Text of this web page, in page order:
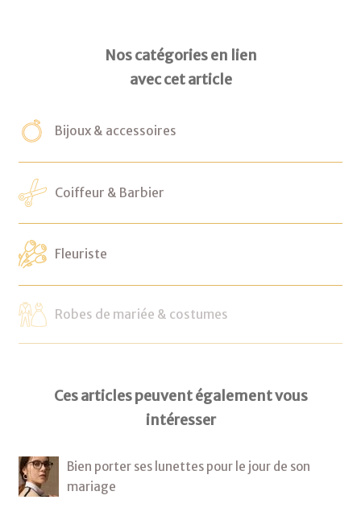
Nos catégories en lien
avec cet article
Bijoux & accessoires
Coiffeur & Barbier
Fleuriste
Robes de mariée & costumes
Ces articles peuvent également vous
intéresser
Bien porter ses lunettes pour le jour de son
mariage